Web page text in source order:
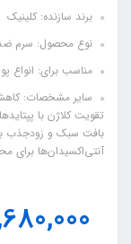
برند سازنده: کلینیک
نوع محصول: سرم
مناسب برای: انواع
سایر مشخصات:
تقویت کلاژن با
بافت سبک و زودجذب
آنتی‌اکسیدان‌ها برای